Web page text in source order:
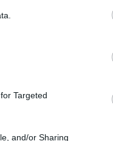
Targeted
and/or Sharing
στη
Ο
στον
χώρα